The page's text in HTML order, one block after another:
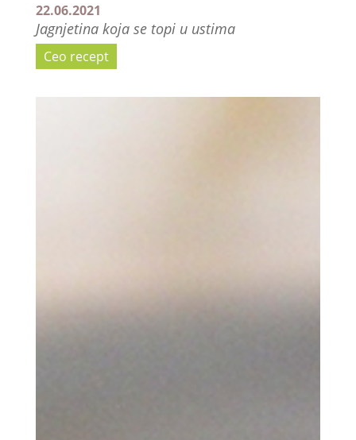
22.06.2021
Jagnjetina koja se topi u ustima
Ceo recept